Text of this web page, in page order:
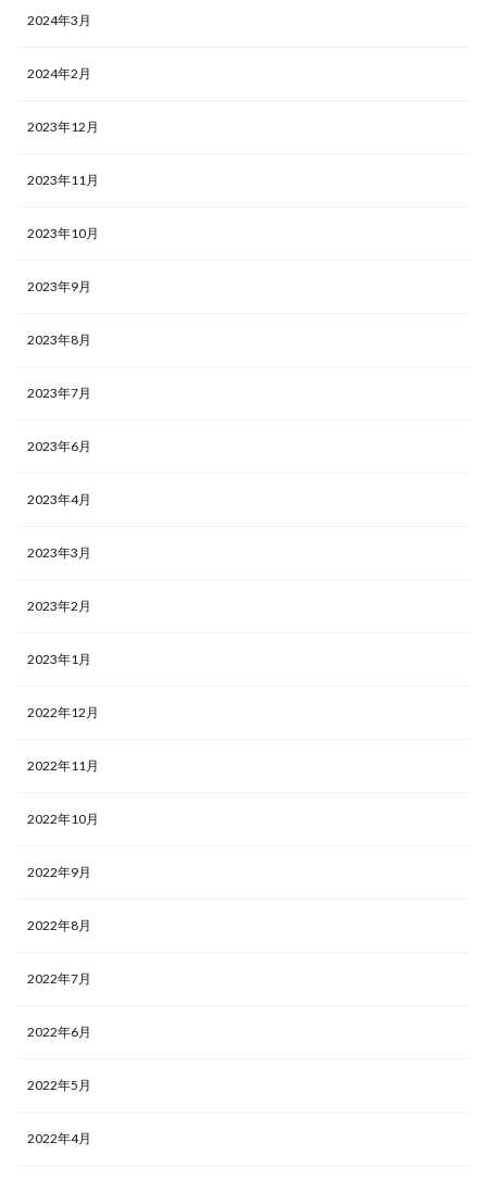
2024年3月
2024年2月
2023年12月
2023年11月
2023年10月
2023年9月
2023年8月
2023年7月
2023年6月
2023年4月
2023年3月
2023年2月
2023年1月
2022年12月
2022年11月
2022年10月
2022年9月
2022年8月
2022年7月
2022年6月
2022年5月
2022年4月